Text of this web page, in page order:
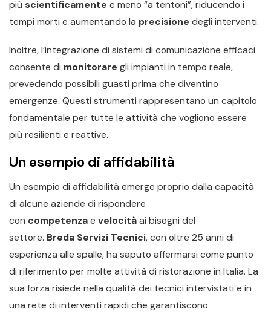
più scientificamente e meno “a tentoni”, riducendo i
tempi morti e aumentando la precisione degli interventi.
Inoltre, l’integrazione di sistemi di comunicazione efficaci
consente di monitorare gli impianti in tempo reale,
prevedendo possibili guasti prima che diventino
emergenze. Questi strumenti rappresentano un capitolo
fondamentale per tutte le attività che vogliono essere
più resilienti e reattive.
Un esempio di affidabilità
Un esempio di affidabilità emerge proprio dalla capacità
di alcune aziende di rispondere
con competenzae velocitàai bisogni del
settore. Breda Servizi Tecnici, con oltre 25 anni di
esperienza alle spalle, ha saputo affermarsi come punto
di riferimento per molte attività di ristorazione in Italia. La
sua forza risiede nella qualità dei tecnici intervistati e in
una rete di interventi rapidi che garantiscono